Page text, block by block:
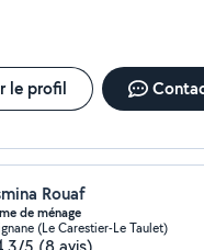
le profil
Rouaf
de ménage
(Le Carestier-Le Taulet)